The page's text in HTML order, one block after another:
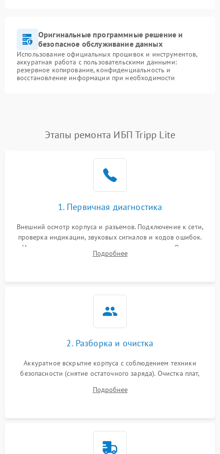
Оригинальные программные решение и
безопасное обслуживание данных
Использование официальных прошивок и инструментов,
аккуратная работа с пользовательскими данными:
резервное копирование, конфиденциальность и
восстановление информации при необходимости
Этапы ремонта ИБП Tripp Lite
1. Первичная диагностика
Внешний осмотр корпуса и разъемов. Подключение к сети,
проверка индикации, звуковых сигналов и кодов ошибок.
Измерение входного и выходного напряжения. Оценка
реакции ИБП на отключение основного питания без
Подробнее
2. Разборка и очистка
Аккуратное вскрытие корпуса с соблюдением техники
безопасности (снятие остаточного заряда). Очистка плат,
и кистей для предотвращения перегрева и замыканий.
Подробнее